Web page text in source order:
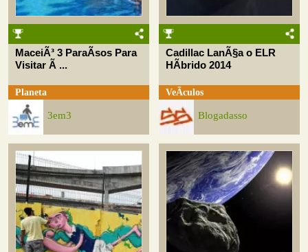
MaceiÃ³ 3 ParaÃ­sos Para
Visitar Ã ...
Planeta
3em3
Cadillac LanÃ§a o ELR
HÃ­brido 2014
VeÃ­culos
Blogadasso